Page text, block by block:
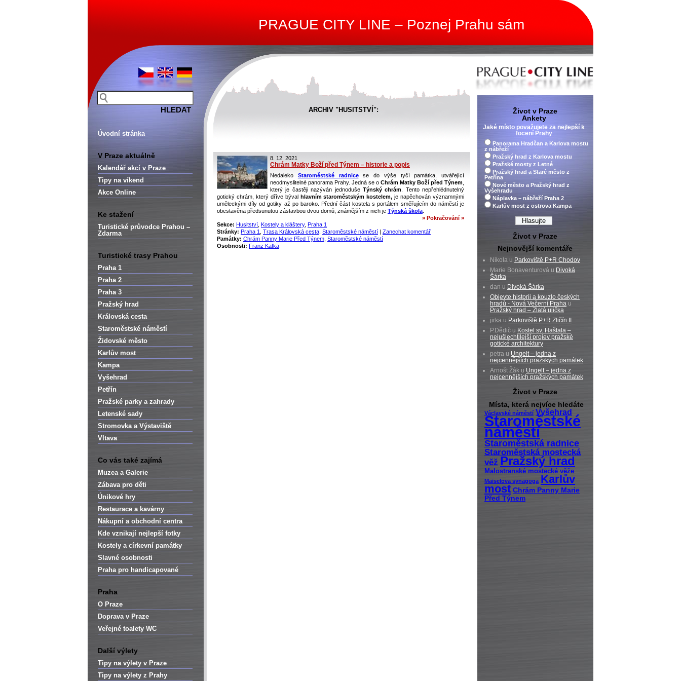
PRAGUE CITY LINE – Poznej Prahu sám
Úvodní stránka
V Praze aktuálně
Kalendář akcí v Praze
Tipy na víkend
Akce Online
Ke stažení
Turistické průvodce Prahou –
Zdarma
Turistické trasy Prahou
Praha 1
Praha 2
Praha 3
Pražský hrad
Královská cesta
Staroměstské náměstí
Židovské město
Karlův most
Kampa
Vyšehrad
Petřín
Pražské parky a zahrady
Letenské sady
Stromovka a Výstaviště
Vltava
Co vás také zajímá
Muzea a Galerie
Zábava pro děti
Únikové hry
Restaurace a kavárny
Nákupní a obchodní centra
Kde vznikají nejlepší fotky
Kostely a církevní památky
Slavné osobnosti
Praha pro handicapované
Praha
O Praze
Doprava v Praze
Veřejné toalety WC
Další výlety
Tipy na výlety v Praze
Tipy na výlety z Prahy
ARCHIV "HUSITSTVÍ":
8. 12. 2021
Chrám Matky Boží před Týnem – historie a popis
Nedaleko Staroměstské radnicese do výše tyčí památka, utvářející
neodmyslitelné panorama Prahy. Jedná se o Chrám Matky Boží před Týnem
který je častěji nazýván jednoduše Týnský chrám . Tento nepřehlédnutelný
gotický chrám, který dříve bývalhlavním staroměstským kostelem, je napěchován významnými
uměleckými díly od gotiky až po baroko. Přední část kostela s portálem směřujícím do náměstí je
obestavěna předsunutou zástavbou dvou domů, známějším z nich je Týnská škola
» Pokračování »
Sekce: Husitství Kostely a kláštery, Praha 1
Stránky: Praha 1 Trasa Královská cesta Staroměstské náměstí | Zanechat komentář
Památky: Chrám Panny Marie Před Týnem Staroměstské náměstí
Osobnosti: Franz Kafka
Život v Praze
Ankety
Jaké místo považujete za nejlepší k
focení Prahy
Panorama Hradčan a Karlova mostu
z nábřeží
Pražský hrad z Karlova mostu
Pražské mosty z Letné
Pražský hrad a Staré město z
Petřína
Nové město a Pražský hrad z
Vyšehradu
Náplavka – nábřeží Praha 2
Karlův most z ostrova Kampa
Život v Praze
Nejnovější komentáře
Nikola u Parkoviště P+R Chodov
Marie Bonaventurová u Divoká
Šárka
dan u Divoká Šárka
Objevte historii a kouzlo českých
hradů - Nová Večerní Praha u
Pražský hrad – Zlatá ulička
jirka u Parkoviště P+R Zličín II
P.Dědič u Kostel sv. Haštala –
nejušlechtilejší projev pražské
gotické architektury
petra u Ungelt – jedna z
nejcennějších pražských památek
Arnošt Žák u Ungelt – jedna z
nejcennějších pražských památek
Život v Praze
Místa, která nejvíce hledáte
Václavské náměstí Vyšehrad
Staroměstské
náměstí
Staroměstská radnice
Staroměstská mostecká
věž Pražský hrad
Malostranské mostecké věže
Maiselova synagoga Karlův
most Chrám Panny Marie
Před Týnem